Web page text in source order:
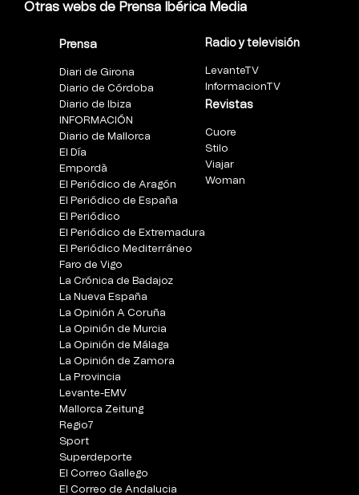
Otras webs de Prensa Ibérica Media
Prensa
Diari de Girona
Diario de Córdoba
Diario de Ibiza
INFORMACIÓN
Diario de Mallorca
El Día
Empordà
El Periódico de Aragón
El Periódico de España
El Periódico
El Periódico de Extremadura
El Periódico Mediterráneo
Faro de Vigo
La Crónica de Badajoz
La Nueva España
La Opinión A Coruña
La Opinión de Murcia
La Opinión de Málaga
La Opinión de Zamora
La Provincia
Levante-EMV
Mallorca Zeitung
Regio7
Sport
Superdeporte
El Correo Gallego
El Correo de Andalucia
Radio y televisión
LevanteTV
InformacionTV
Revistas
Cuore
Stilo
Viajar
Woman